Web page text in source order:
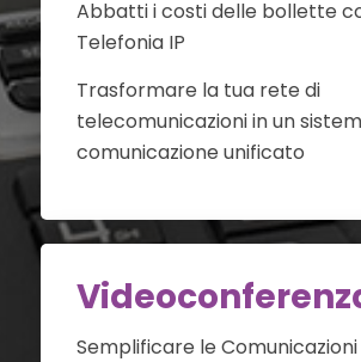
Abbatti i costi delle bollette
Telefonia IP
Trasformare la tua rete di
telecomunicazioni in un
comunicazione unificato
Semplificare le